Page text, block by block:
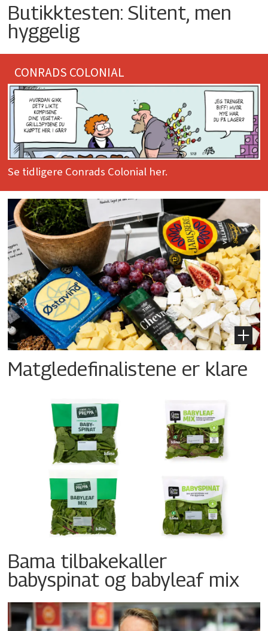
Butikktesten: Slitent, men
hyggelig
CONRADS COLONIAL
Se tidligere Conrads Colonial her.
Matgledefinalistene er klare
Bama tilbakekaller
babyspinat og babyleaf mix